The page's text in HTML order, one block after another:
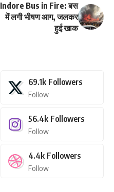
Indore Bus in Fire: बस
में लगी भीषण आग, जलकर
हुई खाक
69.1k Followers
Follow
56.4k Followers
Follow
4.4k Followers
Follow